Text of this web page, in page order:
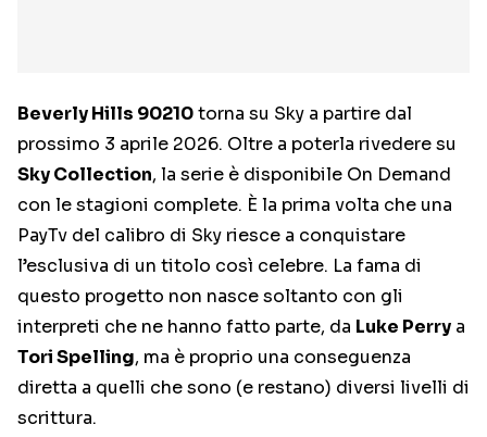
Beverly Hills 90210torna su Sky a partire dal
prossimo 3 aprile 2026. Oltre a poterla rivedere su
Sky Collection, la serie è disponibile On Demand
con le stagioni complete. È la prima volta che una
PayTv del calibro di Sky riesce a conquistare
l’esclusiva di un titolo così celebre. La fama di
questo progetto non nasce soltanto con gli
interpreti che ne hanno fatto parte, da Luke Perry a
Tori Spelling, ma è proprio una conseguenza
diretta a quelli che sono (e restano) diversi livelli di
scrittura.